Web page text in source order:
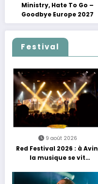
Ministry, Hate To Go –
Goodbye Europe 2027
Festival
9 août 2026
Red Festival 2026 : à
la musique se vit